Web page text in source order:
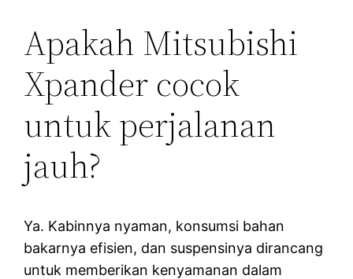
Apakah Mitsubishi
Xpander cocok
untuk perjalanan
jauh?
Ya. Kabinnya nyaman, konsumsi bahan
bakarnya efisien, dan suspensinya dirancang
untuk memberikan kenyamanan dalam